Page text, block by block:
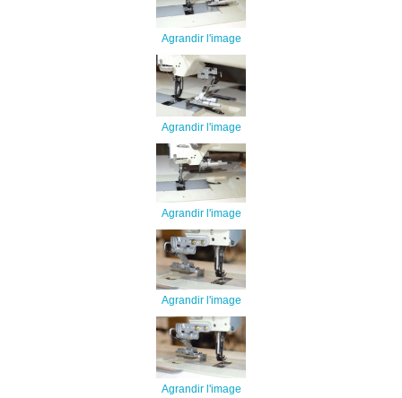
Agrandir l'image
Agrandir l'image
Agrandir l'image
Agrandir l'image
Agrandir l'image